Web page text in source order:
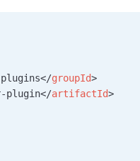
</groupId>
plugin</artifactId>